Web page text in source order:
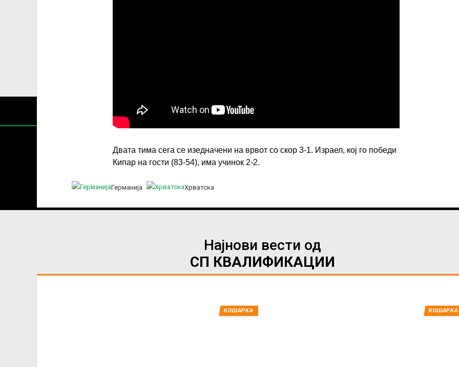
Двата тима сега се изедначени на врвот со скор 3-1. Израел, кој го победи
Кипар на гости (83-54), има учинок 2-2.
Германија Хрватска
Најнови вести од
СП КВАЛИФИКАЦИИ
КОШАРКА КОШАРКА
ИМПРЕСУМ
© 2016-2026 Gol.mk
Сите права задржани
За секоја форма на распространување, репродукција или комерцијална употреба на текстови, фотографии или податоци од